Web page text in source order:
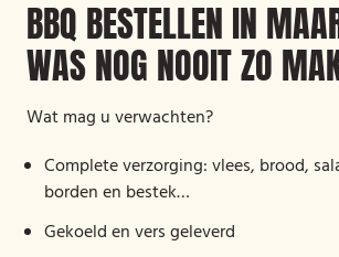
BBQ BESTELLEN IN
WAS NOG NOOIT ZO
Wat mag u verwachten?
Complete verzorging: vlees, brood,
borden en bestek…
Gekoeld en vers geleverd